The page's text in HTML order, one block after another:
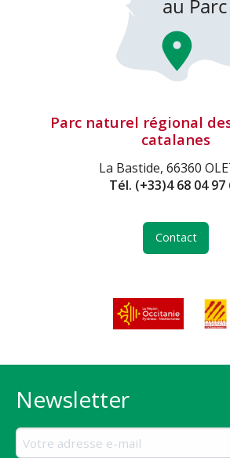
Parc naturel régional
catalanes
La Bastide, 66360
Tél. (+33)4 68 04 97
Contact
Newsletter